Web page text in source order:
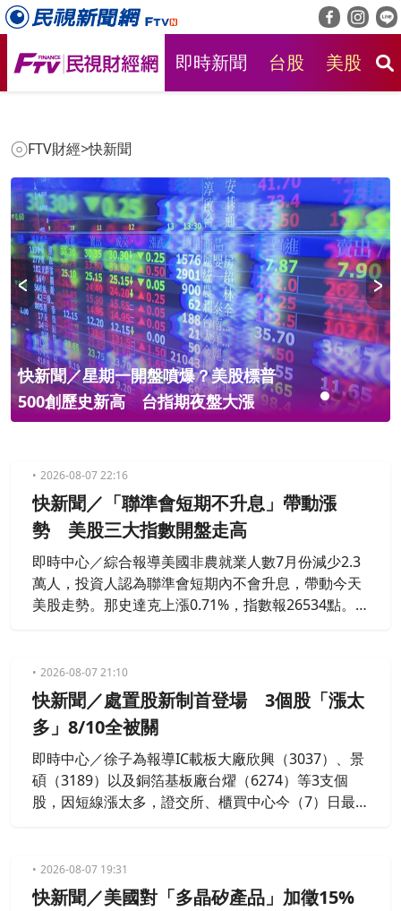
即時新聞 台股 美股
FTV財經>快新聞
快新聞／星期一開盤噴爆？美股標普
500創歷史新高 台指期夜盤大漲
2026-08-07 22:16
快新聞／「聯準會短期不升息」帶動漲
勢 美股三大指數開盤走高
即時中心／綜合報導美國非農就業人數7月份減少2.3
萬人，投資人認為聯準會短期內不會升息，帶動今天
美股走勢。那史達克上漲0.71%，指數報26534點。
9%，來到222美元。台積電ADR下跌2.82%，來到415
美元。
2026-08-07 21:10
快新聞／處置股新制首登場 3個股「漲太
多」8/10全被關
即時中心／徐子為報導IC載板大廠欣興（3037）、景
碩（3189）以及銅箔基板廠台燿（6274）等3支個
股，因短線漲太多，證交所、櫃買中心今（7）日最
處置期間縮短為5日，分盤調整為每2分鐘一次，成為
首波新制適用對象。
2026-08-07 19:31
快新聞／美國對「多晶矽產品」加徵15%